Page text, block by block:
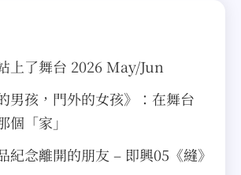
上了舞台 2026 May/Jun
男孩，門外的女孩》：在舞台
個「家」
紀念離開的朋友 – 即興05《縫》